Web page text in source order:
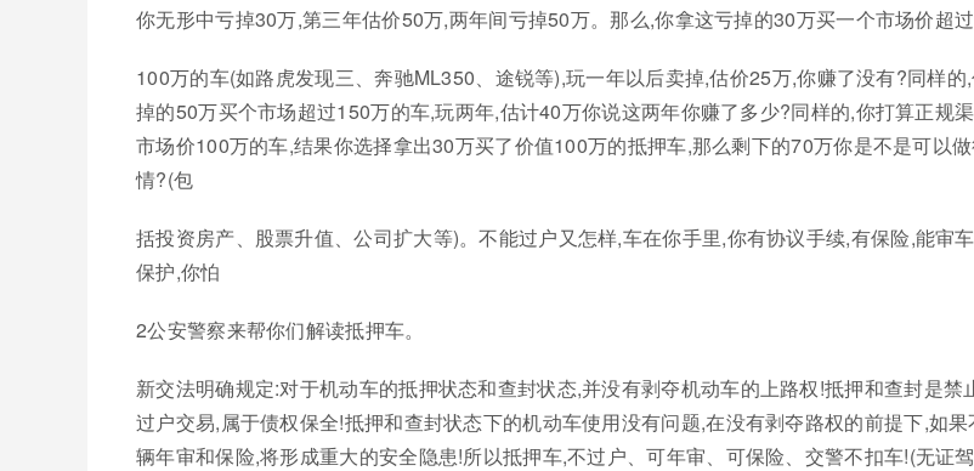
你无形中亏掉30万,第三年估价50万,两年间亏掉50万。那么,你拿这亏掉的30万买一个市场价超过
100万的车(如路虎发现三、奔驰ML350、途锐等),玩一年以后卖掉,估价25万,你赚了没有?同样的
掉的50万买个市场超过150万的车,玩两年,估计40万你说这两年你赚了多少?同样的,你打算正规
市场价100万的车,结果你选择拿出30万买了价值100万的抵押车,那么剩下的70万你是不是可以
情?(包
括投资房产、股票升值、公司扩大等)。不能过户又怎样,车在你手里,你有协议手续,有保险,能审
保护,你怕
2公安警察来帮你们解读抵押车。
新交法明确规定:对于机动车的抵押状态和查封状态,并没有剥夺机动车的上路权!抵押和查封是禁
过户交易,属于债权保全!抵押和查封状态下的机动车使用没有问题,在没有剥夺路权的前提下,如
辆年审和保险,将形成重大的安全隐患!所以抵押车,不过户、可年审、可保险、交警不扣车!(无证